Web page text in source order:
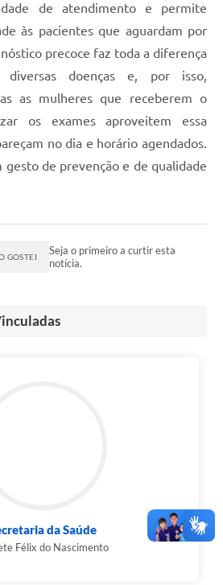
de atendimento e permite
às pacientes que aguardam por
precoce faz toda a diferença
doenças e, por isso,
as mulheres que receberem o
os exames aproveitem essa
no dia e horário agendados.
gesto de prevenção e de qualidade
GOSTEI
Seja o primeiro a curtir esta
notícia.
da Saúde
Félix do Nascimento